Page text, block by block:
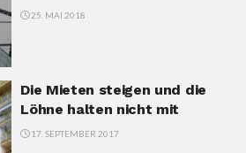
25. MAI 2018
Die Mieten steigen und die
Löhne halten nicht mit
17. SEPTEMBER 2017